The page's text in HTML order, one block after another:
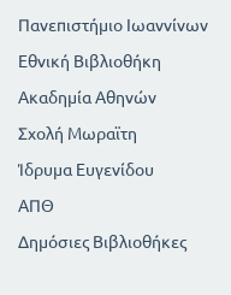
Πανεπιστήμιο Ιωαννίνων
Εθνική Βιβλιοθήκη
Ακαδημία Αθηνών
Σχολή Μωραϊτη
Ίδρυμα Ευγενίδου
ΑΠΘ
Δημόσιες Βιβλιοθήκες